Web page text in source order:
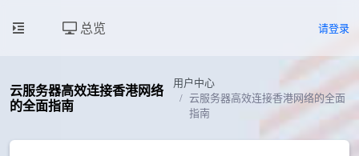
总览 请登录
云服务器高效连接香港网络
的全面指南
用户中心
云服务器高效连接香港网络的全面
指南